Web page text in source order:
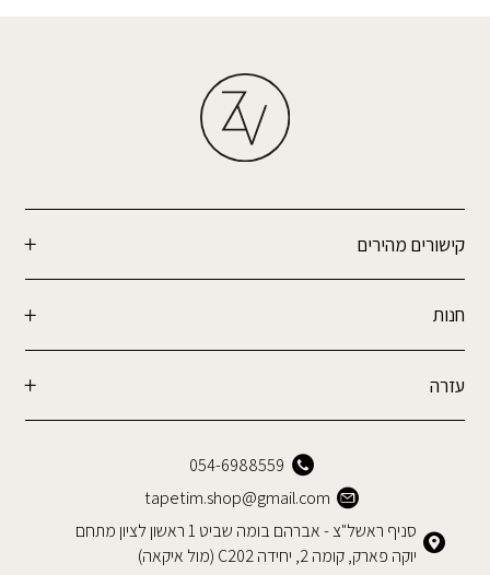
קישורים מהירים
חנות
עזרה
054-6988559
tapetim.shop@gmail.com
סניף ראשל"צ - אברהם בומה שביט 1 ראשון לציון מתחם
יוקה פארק, קומה 2, יחידה C202 (מול איקאה)